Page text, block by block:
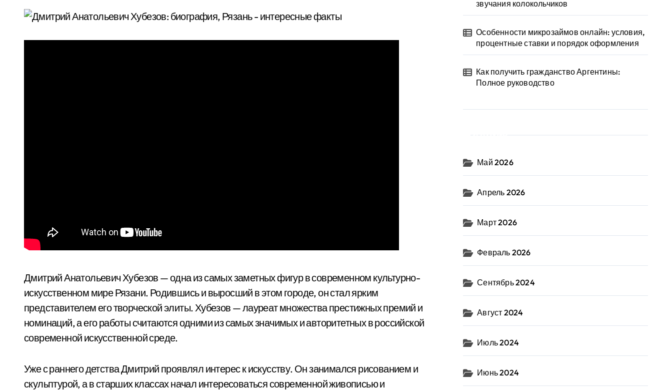
Дмитрий Анатольевич Хубезов — одна из самых заметных фигур в современном культурно-
искусственном мире Рязани. Родившись и выросший в этом городе, он стал ярким
представителем его творческой элиты. Хубезов — лауреат множества престижных премий и
номинаций, а его работы считаются одними из самых значимых и авторитетных в российской
современной искусственной среде.
Уже с раннего детства Дмитрий проявлял интерес к искусству. Он занимался рисованием и
скульптурой, а в старших классах начал интересоваться современной живописью и
звучания колокольчиков
Особенности микрозаймов онлайн: условия,
процентные ставки и порядок оформления
Как получить гражданство Аргентины:
Полное руководство
Май 2026
Апрель 2026
Март 2026
Февраль 2026
Сентябрь 2024
Август 2024
Июль 2024
Июнь 2024